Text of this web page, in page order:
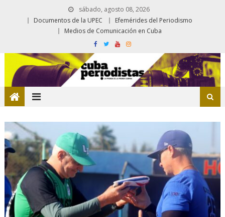
sábado, agosto 08, 2026
Documentos de la UPEC
Efemérides del Periodismo
Medios de Comunicación en Cuba